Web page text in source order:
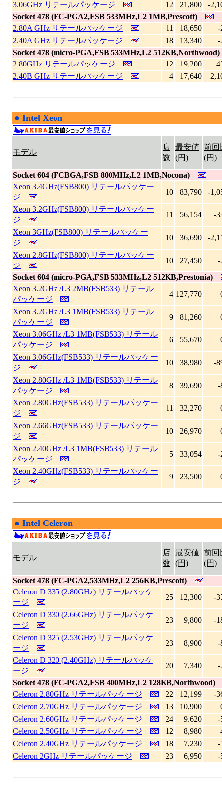
3.06GHz リテールパッケージ
12 21,800
-
Socket 478 (FC-PGA2,FSB 533MHz,L2 1MB,Prescott)
2.80A GHz リテールパッケージ
11 18,650
-
2.40A GHz リテールパッケージ
18 13,340
-
Socket 478 (micro-PGA,FSB 533MHz,L2 512KB,Northwood)
2.80GHz リテールパッケージ
12 19,200
2.40B GHz リテールパッケージ
4 17,640
● Intel Xeon
モデル
店
数
最安値
(円)
前回
(円)
Socket 604 (FCBGA,FSB 800MHz,L2 1MB,Nocona)
Xeon 3.4GHz(FSB800) リテールパッケー
ジ
10 83,790 -
Xeon 3.2GHz(FSB800) リテールパッケー
ジ
11 56,154 -
Xeon 3GHz(FSB800) リテールパッケー
ジ
10 36,690 -
Xeon 2.8GHz(FSB800) リテールパッケー
ジ
10 27,450
-
Socket 604 (micro-PGA,FSB 533MHz,L2 512KB,Prestonia)
Xeon 3.2GHz /L3 2MB(FSB533) リテール
パッケージ
4 127,770
Xeon 3.2GHz /L3 1MB(FSB533) リテール
パッケージ
9 81,260
Xeon 3.06GHz /L3 1MB(FSB533) リテール
パッケージ
6 55,670
Xeon 3.06GHz(FSB533) リテールパッケー
ジ
10 38,980 -
Xeon 2.80GHz /L3 1MB(FSB533) リテール
パッケージ
8 39,690 -
Xeon 2.80GHz(FSB533) リテールパッケー
ジ
11 32,270
Xeon 2.66GHz(FSB533) リテールパッケー
ジ
10 26,970
Xeon 2.40GHz /L3 1MB(FSB533) リテール
パッケージ
5 33,054 -
Xeon 2.40GHz(FSB533) リテールパッケー
ジ
9 23,500
● Intel Celeron
モデル
店
数
最安値
(円)
前回
(円)
Socket 478 (FC-PGA2,533MHz,L2 256KB,Prescott)
Celeron D 335 (2.80GHz) リテールパッケ
ージ
25 12,300 -
Celeron D 330 (2.66GHz) リテールパッケ
ージ
23 9,800 -
Celeron D 325 (2.53GHz) リテールパッケ
ージ
23 8,900 -
Celeron D 320 (2.40GHz) リテールパッケ
ージ
20 7,340
-
Socket 478 (FC-PGA2,FSB 400MHz,L2 128KB,Northwood)
Celeron 2.80GHz リテールパッケージ
22 12,199
-
Celeron 2.70GHz リテールパッケージ
13 10,900
Celeron 2.60GHz リテールパッケージ
24 9,620
-
Celeron 2.50GHz リテールパッケージ
12 8,980
Celeron 2.40GHz リテールパッケージ
18 7,230
-
Celeron 2GHz リテールパッケージ
23 6,950 -